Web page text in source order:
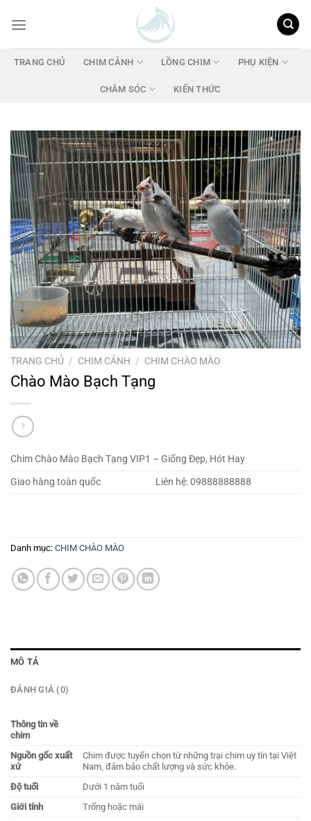
đến
dungTRANG CHỦ CHIM CẢNH LỒNG CHIM PHỤ KIỆN
CHĂM SÓC KIẾN THỨC
TRANG CHỦ / CHIM CẢNH / CHIM CHÀO MÀO
Chào Mào Bạch Tạng
Chim Chào Mào Bạch Tạng VIP1 – Giống Đẹp, Hót Hay
Giao hàng toàn quốc
Liên hệ: 09888888888
Danh mục: CHIM CHÀO MÀO
MÔ TẢ
ĐÁNH GIÁ (0)
Thông tin về
chim
Nguồn gốc xuất
xứ
Chim được tuyển chọn từ những trại chim uy tín tại Việt
Nam, đảm bảo chất lượng và sức khỏe.
Độ tuổi
Dưới 1 năm tuổi
Giới tính
Trống hoặc mái